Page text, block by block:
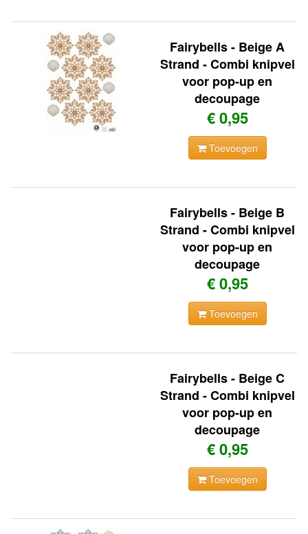
Fairybells - Beige A
Strand - Combi knipvel
voor pop-up en
decoupage
€ 0,95
Toevoegen
Fairybells - Beige B
Strand - Combi knipvel
voor pop-up en
decoupage
€ 0,95
Toevoegen
Fairybells - Beige C
Strand - Combi knipvel
voor pop-up en
decoupage
€ 0,95
Toevoegen